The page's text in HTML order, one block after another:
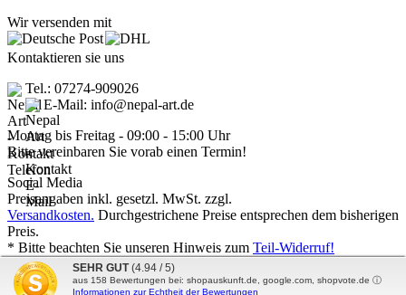
Wir versenden mit
Kontaktieren sie uns
Tel.: 07274-909026
E-Mail: info@nepal-art.de
Montag bis Freitag - 09:00 - 15:00 Uhr
Bitte vereinbaren Sie vorab einen Termin!
Social Media
Preisangaben inkl. gesetzl. MwSt. zzgl.
Versandkosten. Durchgestrichene Preise entsprechen dem bisherigen
Preis.
* Bitte beachten Sie unseren Hinweis zum Teil-Widerruf!
Nepal Art - Handwerkskunst vom Dach der Welt © 2026 | Template
© 2009-2026 by modified eCommerce Shopsoftware
SEHR GUT (4.94 / 5)
aus 158 Bewertungen bei: shopauskunft.de, google.com, shopvote.de ⓘ
Informationen zur Echtheit der Bewertungen